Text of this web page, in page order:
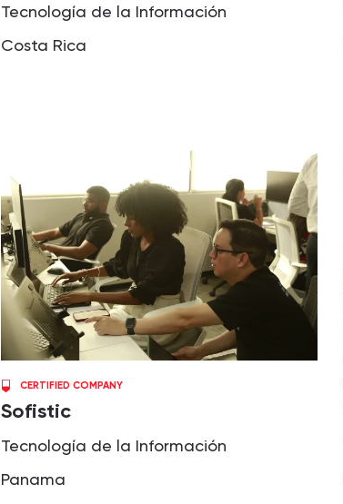
Tecnología de la Información
Costa Rica
CERTIFIED COMPANY
Sofistic
Tecnología de la Información
Panama